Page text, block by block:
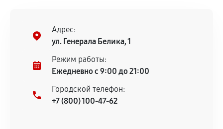
Предоставленные детали подходят по
техническим параметрам и не имеют внешних
дефектов.
Установка была выполнена нашим сервисным
центром.
При этом гарантия на сами комплектующие
Адрес:
ул. Генерала Белика, 1
Режим работы:
Ежедневно с 9:00 до 21:00
Городской телефон:
+7 (800) 100-47-62